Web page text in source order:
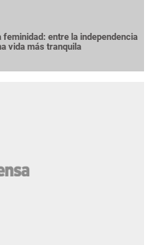
feminidad: entre la independencia
vida más tranquila